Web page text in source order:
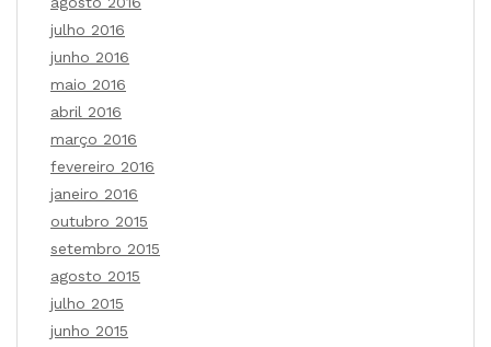
julho 2016
junho 2016
maio 2016
abril 2016
março 2016
fevereiro 2016
janeiro 2016
outubro 2015
setembro 2015
agosto 2015
julho 2015
junho 2015